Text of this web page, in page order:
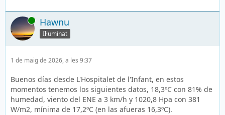
En línia Hawnu
Il·luminat
1 de maig de 2026, a les 9:37
Buenos días desde L'Hospitalet de l'Infant, en estos
momentos tenemos los siguientes datos, 18,3ºC con 81% de
humedad, viento del ENE a 3 km/h y 1020,8 Hpa con 381
W/m2, mínima de 17,2ºC (en las afueras 16,3ºC).